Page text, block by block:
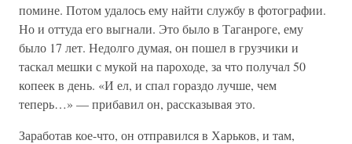
помине. Потом удалось ему найти службу в фотографии.
Но и оттуда его выгнали. Это было в Таганроге, ему
было 17 лет. Недолго думая, он пошел в грузчики и
таскал мешки с мукой на пароходе, за что получал 50
копеек в день. «И ел, и спал гораздо лучше, чем
теперь…» — прибавил он, рассказывая это.
Заработав кое-что, он отправился в Харьков, и там,